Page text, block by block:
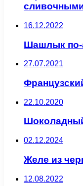
16.12.2022
Шашлык по-
27.07.2021
22.10.2020
02.12.2024
Желе из
12.08.2022